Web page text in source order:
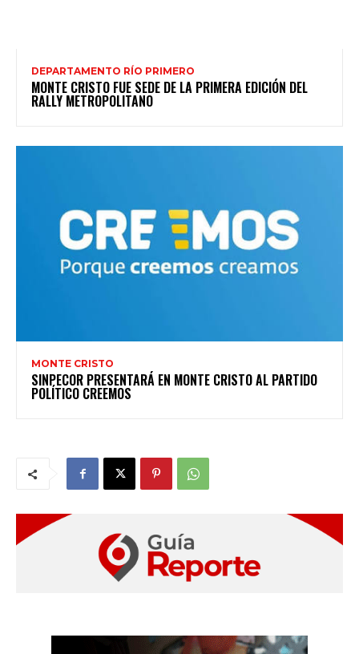
DEPARTAMENTO RÍO PRIMERO
MONTE CRISTO FUE SEDE DE LA PRIMERA EDICIÓN DEL
RALLY METROPOLITANO
MONTE CRISTO
SINPECOR PRESENTARÁ EN MONTE CRISTO AL PARTIDO
POLÍTICO CREEMOS